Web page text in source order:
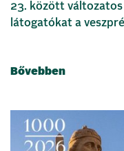
23. között
látogatókat a
Bővebben